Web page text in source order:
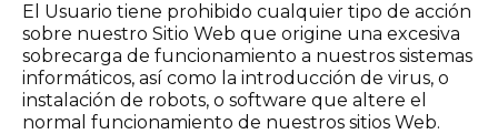
El Usuario tiene prohibido cualquier tipo de acción
sobre nuestro Sitio Web que origine una excesiva
sobrecarga de funcionamiento a nuestros sistemas
informáticos, así como la introducción de virus, o
instalación de robots, o software que altere el
normal funcionamiento de nuestros sitios Web.